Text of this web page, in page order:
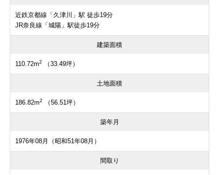
近鉄京都線「久津川」駅 徒歩19分
JR奈良線「城陽」駅徒歩19分
建築面積
110.72m2 （33.49坪）
土地面積
186.82m2 （56.51坪）
築年月
1976年08月（昭和51年08月）
間取り